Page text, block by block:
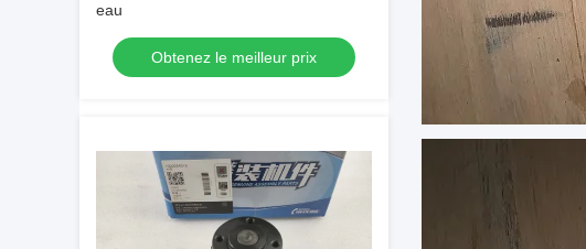
eau
Obtenez le meilleur prix